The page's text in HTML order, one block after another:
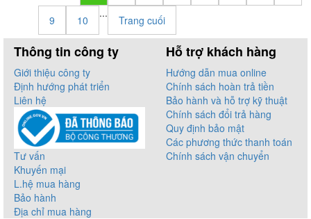
9 10
...
Trang cuối
Thông tin công ty
Giới thiệu công ty
Định hướng phát triển
Liên hệ
Tư vấn
Khuyến mại
L.hệ mua hàng
Bảo hành
Địa chỉ mua hàng
Hỗ trợ khách hàng
Hướng dẫn mua online
Chính sách hoàn trả tiền
Bảo hành và hỗ trợ kỹ thuật
Chính sách đổi trả hàng
Quy định bảo mật
Các phương thức thanh toán
Chính sách vận chuyển